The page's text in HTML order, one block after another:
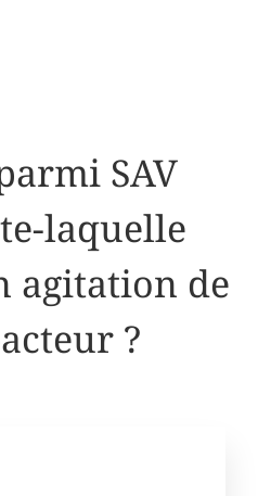
SAV
laquelle
agitation de
?